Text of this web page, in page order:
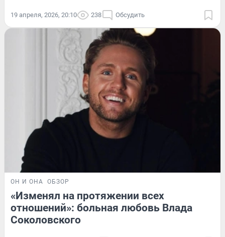
19 апреля, 2026, 20:10 238 Обсудить
ОН И ОНА ОБЗОР
«Изменял на протяжении всех
отношений»: больная любовь Влада
Соколовского